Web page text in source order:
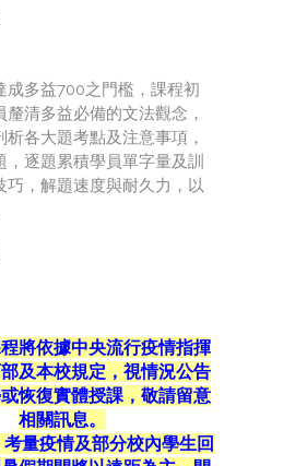
成多益700之門檻，課程初
釐清多益必備的文法觀念，
析各大題考點及注意事項，
，逐題累積學員單字量及訓
巧，解題速度與耐久力，以
將依據中央流行疫情指揮
及本校規定，視情況公告
恢復實體授課，敬請留意
相關訊息。
量疫情及部分校內學生回